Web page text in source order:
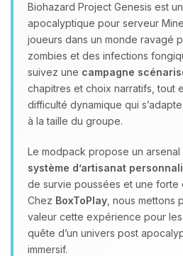
Biohazard Project Genesis est
apocalyptique pour serveur
joueurs dans un monde ravagé
zombies et des infections
suivez une campagne
chapitres et choix narratifs, tout
difficulté dynamique qui
à la taille du groupe.
Le modpack propose un arsenal
système d’artisanat
de survie poussées et une forte
Chez BoxToPlay , nous mettons
valeur cette expérience pour les
quête d’un univers post
immersif.